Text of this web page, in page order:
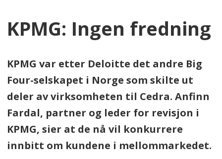
KPMG: Ingen fredning
KPMG var etter Deloitte det andre Big
Four-selskapet i Norge som skilte ut
deler av virksomheten til Cedra. Anfinn
Fardal, partner og leder for revisjon i
KPMG, sier at de nå vil konkurrere
innbitt om kundene i mellommarkedet.